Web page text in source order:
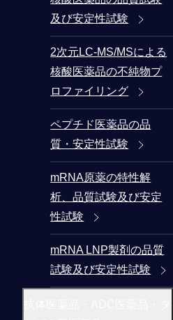
及び安定性試験
2次元LC-MS/MSによる
核酸医薬品の不純物プ
ロファイリング
ペプチド医薬品の品
質・安定性試験
mRNA原薬の特性解
析、品質試験及び安定
性試験
mRNA LNP製剤の品質
試験及び安定性試験